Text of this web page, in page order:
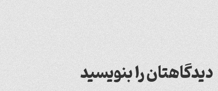
دیدگاهتان را بنویسید